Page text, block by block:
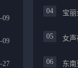
09
09
27